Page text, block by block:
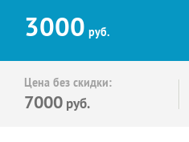
3000 руб.
Цена без скидки:
7000 руб.